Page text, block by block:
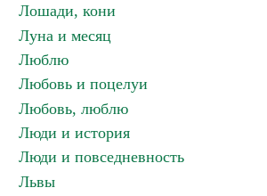
Лошади, кони
Луна и месяц
Люблю
Любовь и поцелуи
Любовь, люблю
Люди и история
Люди и повседневность
Львы